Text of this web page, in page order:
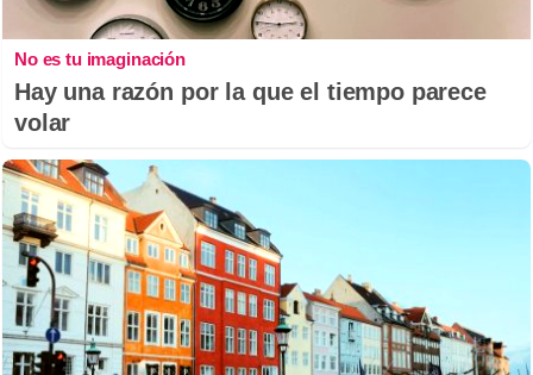
No es tu imaginación
Hay una razón por la que el tiempo parece
volar